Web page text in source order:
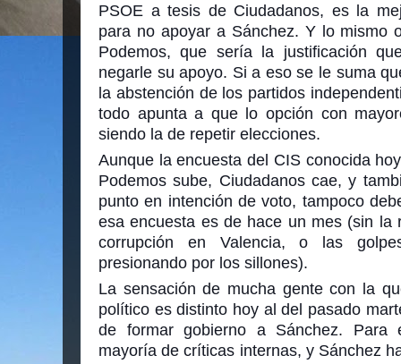
PSOE a tesis de Ciudadanos, es la
para no apoyar a Sánchez. Y lo mismo
Podemos, que sería la justificación
negarle su apoyo. Si a eso se le suma
la abstención de los partidos
todo apunta a que lo opción con
siendo la de repetir elecciones.
Aunque la encuesta del CIS conocida
Podemos sube, Ciudadanos cae, y
punto en intención de voto, tampoco
esa encuesta es de hace un mes (sin la
corrupción en Valencia, o las
presionando por los sillones).
La sensación de mucha gente con la
político es distinto hoy al del pasado
de formar gobierno a Sánchez. Para
mayoría de críticas internas, y Sánchez